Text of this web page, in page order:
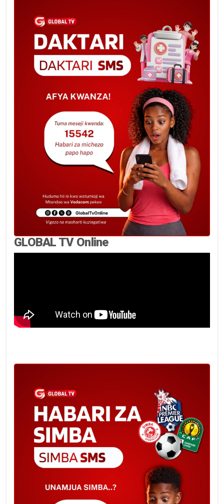
GLOBAL TV Online